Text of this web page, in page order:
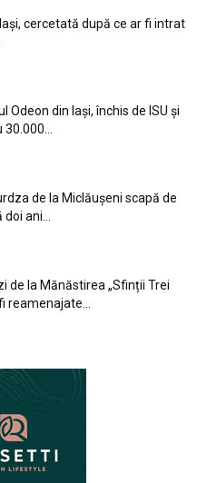
cercetată după ce ar fi intrat
Odeon din Iași, închis de ISU și
de la Miclăușeni scapă de
ani...
de la Mănăstirea „Sfinții Trei
reamenajate...